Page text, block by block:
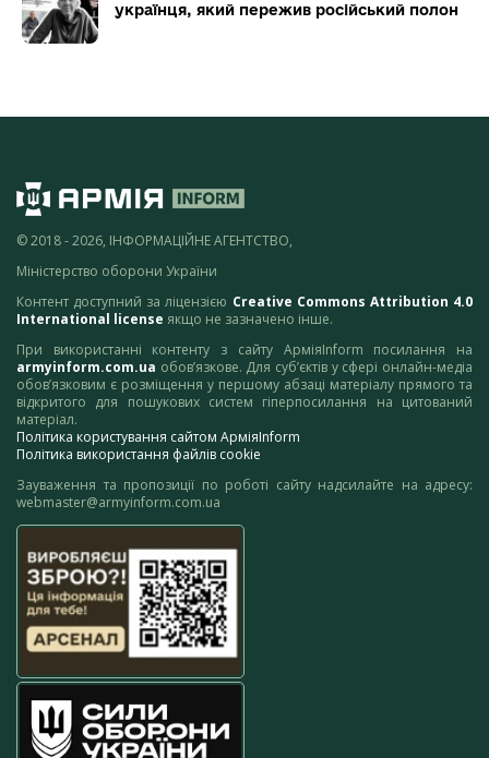
українця, який пережив російський полон
© 2018 - 2026, ІНФОРМАЦІЙНЕ АГЕНТСТВО,
Міністерство оборони України
Контент доступний за ліцензією Creative Commons Attribution 4.0
International license якщо не зазначено інше.
При використанні контенту з сайту АрміяInform посилання на
armyinform.com.ua обов’язкове. Для суб’єктів у сфері онлайн-медіа
обов’язковим є розміщення у першому абзаці матеріалу прямого та
відкритого для пошукових систем гіперпосилання на цитований
матеріал.
Політика користування сайтом АрміяInform
Політика використання файлів cookie
Зауваження та пропозиції по роботі сайту надсилайте на адресу:
webmaster@armyinform.com.ua